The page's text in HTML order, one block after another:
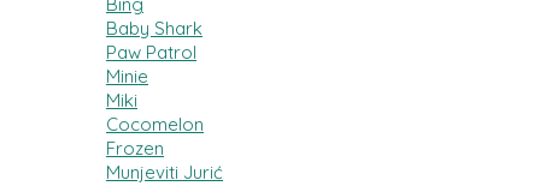
Baby Shark
Paw Patrol
Minie
Miki
Cocomelon
Frozen
Munjeviti Jurić